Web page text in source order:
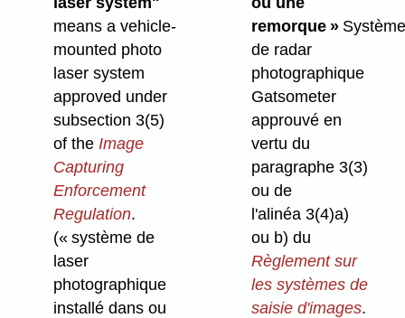
means a vehicle-
mounted photo
laser system
approved under
subsection 3(5)
of theImage
Capturing
Enforcement
Regulation.
(« système de
laser
photographique
installé dans ou
remorque »Système
de radar
photographique
Gatsometer
approuvé en
vertu du
paragraphe 3(3)
ou de
l'alinéa 3(4)a)
ou b) du
Règlement sur
les systèmes de
saisie d'images.